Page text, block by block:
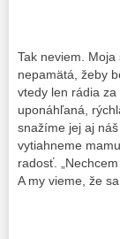
Tak neviem.
nepamätá, žeby
vtedy len rádia
uponáhľaná,
snažíme jej aj
vytiahneme
radosť.
A my vieme, že